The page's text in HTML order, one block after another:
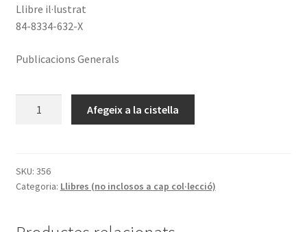
Llibre il·lustrat
84-8334-632-X
Publicacions Generals
de
la
Afegeix a la cistella
SKU: 356
Categoria: Llibres (no inclosos a cap col·lecció)